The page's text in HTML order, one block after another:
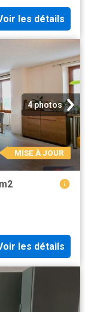
les détails
4 photos
MISE À JOUR
les détails